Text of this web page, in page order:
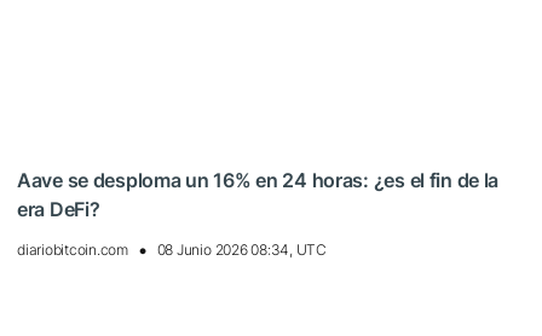
Aave se desploma un 16% en 24 horas: ¿es el fin de la
era DeFi?
diariobitcoin.com 08 Junio 2026 08:34, UTC